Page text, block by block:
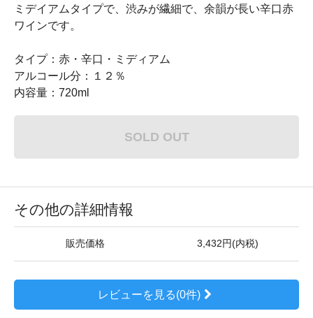
ミデイアムタイプで、渋みが繊細で、余韻が長い辛口赤
ワインです。
タイプ：赤・辛口・ミディアム
アルコール分：１２％
内容量：720ml
SOLD OUT
その他の詳細情報
販売価格 3,432円(内税)
レビューを見る(0件)